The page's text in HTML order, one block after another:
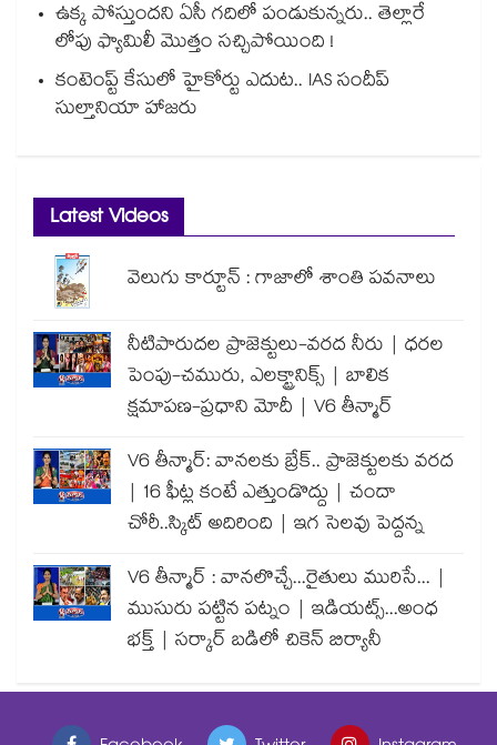
ఉక్క పోస్తుందని ఏసీ గదిలో పండుకున్నరు.. తెల్లారే
లోపు ఫ్యామిలీ మొత్తం సచ్చిపోయింది !
కంటెంప్ట్ కేసులో హైకోర్టు ఎదుట.. IAS సందీప్
సుల్తానియా హాజరు
Latest Videos
వెలుగు కార్టూన్ : గాజాలో శాంతి పవనాలు
నీటిపారుదల ప్రాజెక్టులు-వరద నీరు | ధరల
పెంపు-చమురు, ఎలక్ట్రానిక్స్ | బాలిక
క్షమాపణ-ప్రధాని మోదీ | V6 తీన్మార్
V6 తీన్మార్: వానలకు బ్రేక్.. ప్రాజెక్టులకు వరద
| 16 ఫీట్ల కంటే ఎత్తుండొద్దు | చందా
చోరీ..స్కిట్ అదిరింది | ఇగ సెలవు పెద్దన్న
V6 తీన్మార్ : వానలొచ్చే...రైతులు మురిసే... |
ముసురు పట్టిన పట్నం | ఇడియట్స్...అంధ
భక్త్ | సర్కార్ బడిలో చికెన్ బిర్యానీ